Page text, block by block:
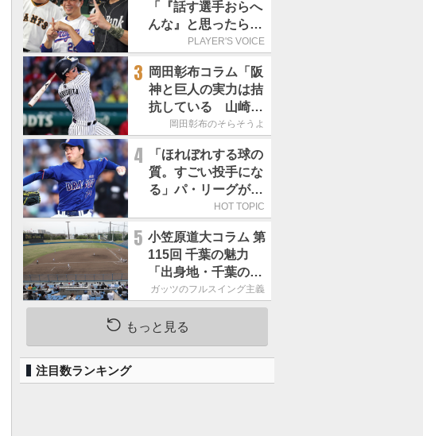
「『話す選手おらへ
んな』と思ったら坂
本勇人が来た！」／
PLAYER'S VOICE
3
岡田彰布コラム「阪
神と巨人の実力は拮
抗している 山崎、
小笠原の存在は大き
岡田彰布のそらそうよ
4
「ほれぼれする球の
質。すごい投手にな
る」パ・リーグが驚
いた「中日の左腕」
HOT TOPIC
5 小笠原道大コラム 第
115回 千葉の魅力
「出身地・千葉の話
の続き。昔から野球
熱の高い土地柄で
す」
ガッツのフルスイング主義
もっと見る
注目数ランキング